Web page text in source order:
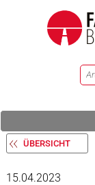
ÜBERSICHT
15.04.2023